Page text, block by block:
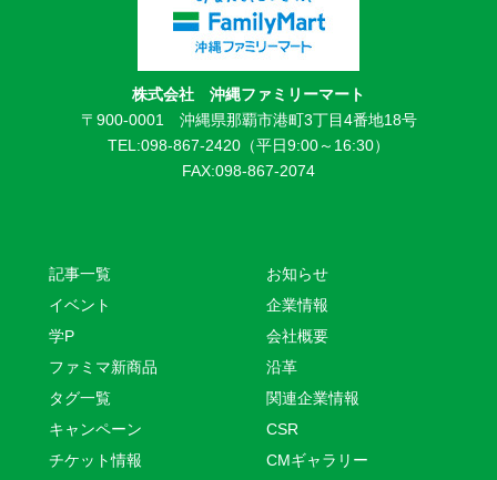
株式会社 沖縄ファミリーマート
〒900-0001 沖縄県那覇市港町3丁目4番地18号
TEL:098-867-2420（平日9:00～16:30）
FAX:098-867-2074
記事一覧
イベント
学P
ファミマ新商品
タグ一覧
キャンペーン
チケット情報
お知らせ
企業情報
会社概要
沿革
関連企業情報
CSR
CMギャラリー